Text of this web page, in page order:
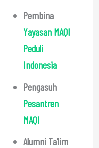
Pembina
Yayasan MAQI
Peduli
Indonesia
Pengasuh
Pesantren
MAQI
Alumni Ta’lim